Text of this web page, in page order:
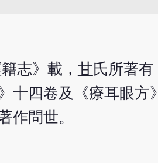
志》載， 甘氏所著
十四卷及《療耳眼方
作問世。